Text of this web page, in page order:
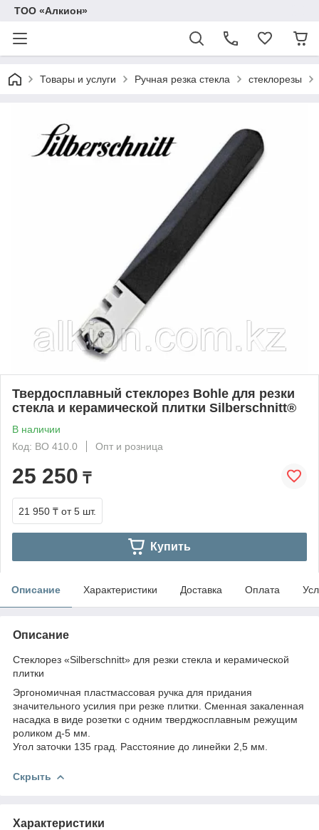
ТОО «Алкион»
Товары и услуги Ручная резка стекла стеклорезы
Твердосплавный стеклорез Bohle для резки
стекла и керамической плитки Silberschnitt®
В наличии
Код: BO 410.0
Опт и розница
25 250 ₸
21 950 ₸ от 5 шт.
Купить
Описание Характеристики Доставка Оплата
Описание
Стеклорез «Silberschnitt» для резки стекла и керамической
плитки
Эргономичная пластмассовая ручка для придания
значительного усилия при резке плитки. Сменная закаленная
насадка в виде розетки с одним тверджосплавным режущим
роликом д-5 мм.
Угол заточки 135 град. Расстояние до линейки 2,5 мм.
Скрыть
Характеристики